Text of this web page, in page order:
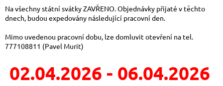
Na všechny státní svátky ZAVŘENO. Objednávky přijaté v těchto
dnech, budou expedovány následující pracovní den.
Mimo uvedenou pracovní dobu, lze domluvit otevření na tel.
777108811 (Pavel Murit)
02.04.2026 - 06.04.2026